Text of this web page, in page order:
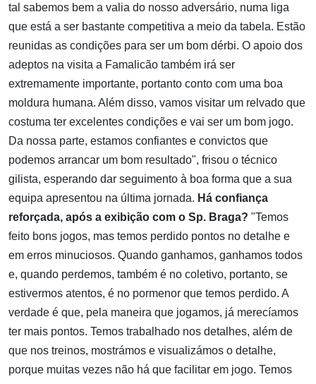
tal sabemos bem a valia do nosso adversário, numa liga
que está a ser bastante competitiva a meio da tabela. Estão
reunidas as condições para ser um bom dérbi. O apoio dos
adeptos na visita a Famalicão também irá ser
extremamente importante, portanto conto com uma boa
moldura humana. Além disso, vamos visitar um relvado que
costuma ter excelentes condições e vai ser um bom jogo.
Da nossa parte, estamos confiantes e convictos que
podemos arrancar um bom resultado", frisou o técnico
gilista, esperando dar seguimento à boa forma que a sua
equipa apresentou na última jornada. Há confiança
reforçada, após a exibição com o Sp. Braga? "Temos
feito bons jogos, mas temos perdido pontos no detalhe e
em erros minuciosos. Quando ganhamos, ganhamos todos
e, quando perdemos, também é no coletivo, portanto, se
estivermos atentos, é no pormenor que temos perdido. A
verdade é que, pela maneira que jogamos, já merecíamos
ter mais pontos. Temos trabalhado nos detalhes, além de
que nos treinos, mostrámos e visualizámos o detalhe,
porque muitas vezes não há que facilitar em jogo. Temos